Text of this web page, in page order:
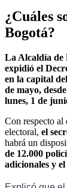
¿Cuáles
Bogotá?
La Alcaldía de
expidió el
en la capital
de mayo,
lunes, 1 de
Con respecto al
electoral, el
habrá un
de 12.000
adicionales y